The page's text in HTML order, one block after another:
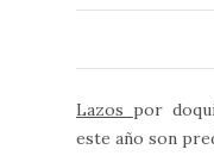
Lazos por
este año son